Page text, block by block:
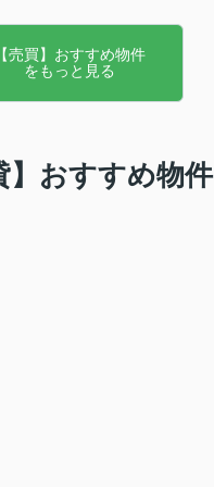
【売買】おすすめ物件
をもっと見る
】おすすめ物件